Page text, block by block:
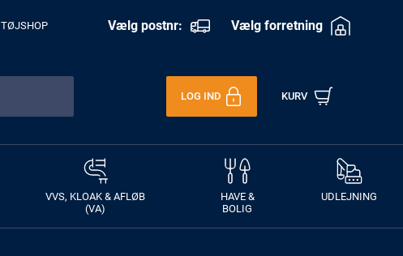
TØJSHOP Vælg postnr: Vælg forretning
LOG IND KURV
VVS, KLOAK & AFLØB
(VA)
HAVE &
BOLIG
UDLEJNING